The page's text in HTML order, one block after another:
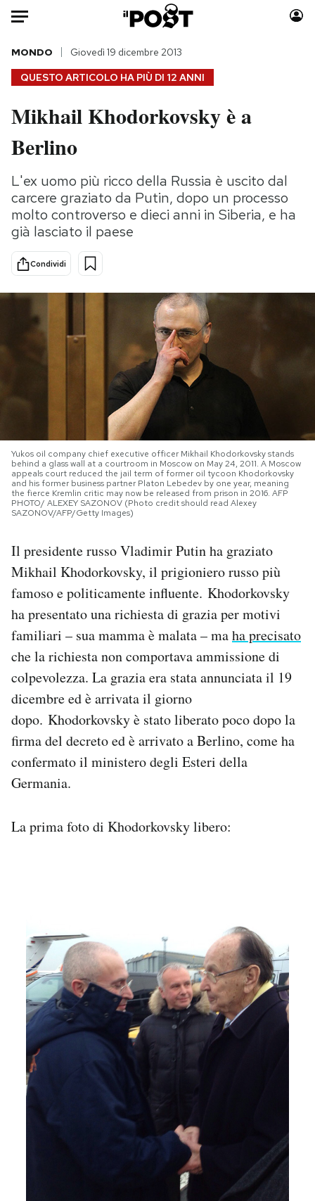
Auto
HOME
Italia
Politica
Tecnologia
Internet
Scienza
Cultura
Economia
Moda
Storie/Idee
Ok Boomer!
Media
PODCAST
SHOP
AREA PERSONALE
Area Personale
Newsletter
Notifiche mobile
Regala il Post
Hai bisogno di aiuto?
Esci
QUESTO ARTICOLO HA PIÙ DI 12 ANNI
MONDO Giovedì 19 dicembre 2013
Mikhail Khodorkovsky è a
Berlino
L'ex uomo più ricco della Russia è uscito dal
carcere graziato da Putin, dopo un processo
molto controverso e dieci anni in Siberia, e ha
già lasciato il paese
Condividi
Yukos oil company chief executive officer Mikhail Khodorkovsky stands
behind a glass wall at a courtroom in Moscow on May 24, 2011. A Moscow
appeals court reduced the jail term of former oil tycoon Khodorkovsky
and his former business partner Platon Lebedev by one year, meaning
the fierce Kremlin critic may now be released from prison in 2016. AFP
PHOTO/ ALEXEY SAZONOV (Photo credit should read Alexey
SAZONOV/AFP/Getty Images)
Il presidente russo Vladimir Putin ha graziato
Mikhail Khodorkovsky, il prigioniero russo più
famoso e politicamente influente. Khodorkovsky
ha presentato una richiesta di grazia per motivi
familiari – sua mamma è malata – maha precisato
che la richiesta non comportava ammissione di
colpevolezza. La grazia era stata annunciata il 19
dicembre ed è arrivata il giorno
dopo. Khodorkovsky è stato liberato poco dopo la
firma del decreto ed è arrivato a Berlino, come ha
confermato il ministero degli Esteri della
Germania.
La prima foto di Khodorkovsky libero: